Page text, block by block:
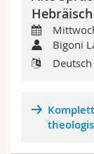
Math.-Nat.
Mitarbeitende
Webmail
Bigoni
Deutsch